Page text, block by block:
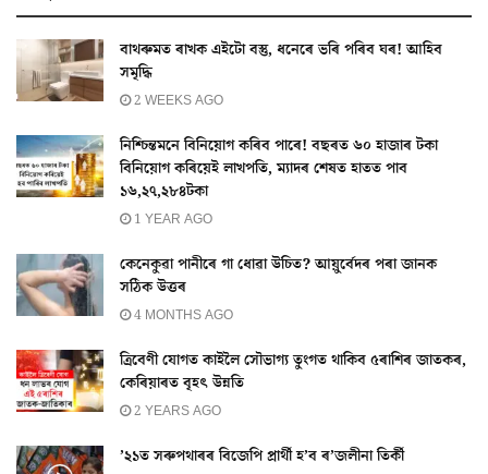
বাথৰুমত ৰাখক এইটো বস্তু, ধনেৰে ভৰি পৰিব ঘৰ! আহিব
সমৃদ্ধি
2 WEEKS AGO
নিশ্চিন্তমনে বিনিয়োগ কৰিব পাৰে! বছৰত ৬০ হাজাৰ টকা
বিনিয়োগ কৰিয়েই লাখপতি, ম্যাদৰ শেষত হাতত পাব
১৬,২৭,২৮৪টকা
1 YEAR AGO
কেনেকুৱা পানীৰে গা ধোৱা উচিত? আয়ুৰ্বেদৰ পৰা জানক
সঠিক উত্তৰ
4 MONTHS AGO
ত্ৰিবেণী যোগত কাইলৈ সৌভাগ্য তুংগত থাকিব ৫ৰাশিৰ জাতকৰ,
কেৰিয়াৰত বৃহৎ উন্নতি
2 YEARS AGO
’২১ত সৰুপথাৰৰ বিজেপি প্ৰার্থী হ’ব ৰ’জলীনা তির্কী